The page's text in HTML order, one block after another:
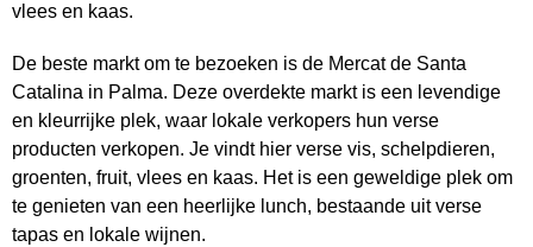
vlees en kaas.
De beste markt om te bezoeken is de Mercat de Santa
Catalina in Palma. Deze overdekte markt is een levendige
en kleurrijke plek, waar lokale verkopers hun verse
producten verkopen. Je vindt hier verse vis, schelpdieren,
groenten, fruit, vlees en kaas. Het is een geweldige plek om
te genieten van een heerlijke lunch, bestaande uit verse
tapas en lokale wijnen.